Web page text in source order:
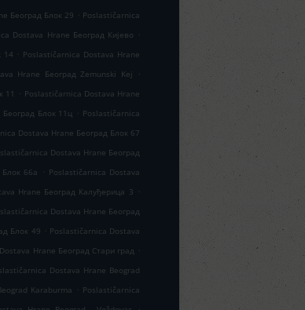
Београд Блок 29 . Poslastičarnica
Dostava Hrane Београд Кијево .
14 . Poslastičarnica Dostava Hrane
Hrane Београд Zemunski Kej
.
11 . Poslastičarnica Dostava Hrane
Блок 11ц . Poslastičarnica
Dostava Hrane Београд Блок 67
Dostava Hrane Београд
66а . Poslastičarnica Dostava
Hrane Београд Калуђерица 3 .
Dostava Hrane Београд
Блок 49 . Poslastičarnica Dostava
Hrane Београд Стари град .
Dostava Hrane Beograd
Karaburma . Poslastičarnica
.